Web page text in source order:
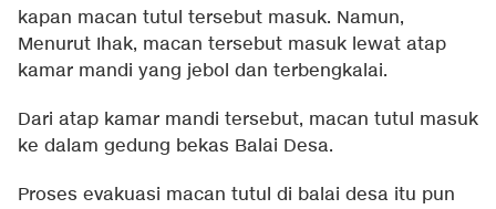
kapan macan tutul tersebut masuk. Namun,
Menurut Ihak, macan tersebut masuk lewat atap
kamar mandi yang jebol dan terbengkalai.
Dari atap kamar mandi tersebut, macan tutul masuk
ke dalam gedung bekas Balai Desa.
Proses evakuasi macan tutul di balai desa itu pun